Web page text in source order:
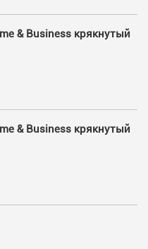
& Business крякнутый
& Business крякнутый